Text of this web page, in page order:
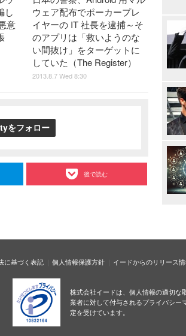
し
意
ウェア配布でポーカープレ
イヤーの IT 社長を逮捕～そ
のアプリは「救いようのな
い間抜け」をターゲットに
していた（The Register）
2013.8.7 Wed 8:30
をフォロー
後で読む
に基づく表記 個人情報保護方針 イードからのリリース
株式会社イードは、個人情報の適切な
業者に対して付与されるプライバシー
定を受けています。